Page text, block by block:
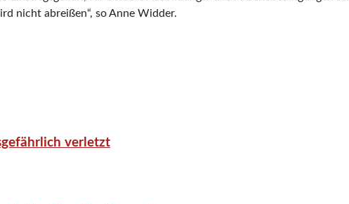
nicht abreißen“, so Anne Widder.
verletzt